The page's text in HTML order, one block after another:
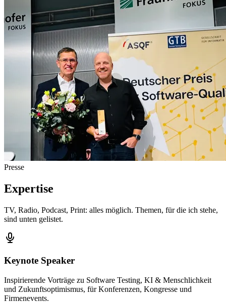
Presse
Expertise
TV, Radio, Podcast, Print: alles möglich. Themen, für die ich stehe,
sind unten gelistet.
Keynote Speaker
Inspirierende Vorträge zu Software Testing, KI & Menschlichkeit
und Zukunftsoptimismus, für Konferenzen, Kongresse und
Firmenevents.